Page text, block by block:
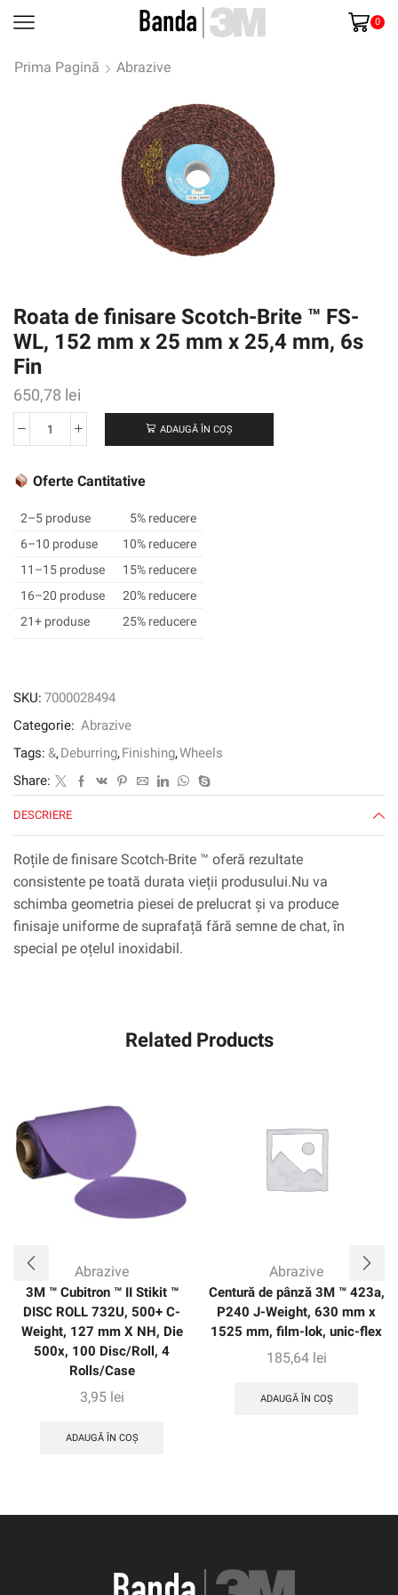
0
Prima Pagină Abrazive
Roata de finisare Scotch-Brite ™ FS-
WL, 152 mm x 25 mm x 25,4 mm, 6s
Fin
650,78 lei
Cantitate
de
Scotch-
Brite
™
FS-
WL,
152
mm
25,4
mm,
Fin
ADAUGĂ ÎN COȘ
Oferte Cantitative
2–5 produse
5% reducere
6–10 produse
10% reducere
11–15 produse
15% reducere
16–20 produse
20% reducere
21+ produse
25% reducere
SKU: 7000028494
Categorie: Abrazive
Tags: &,Deburring,Finishing,Wheels
Share:
DESCRIERE
Roțile de finisare Scotch-Brite ™ oferă rezultate
consistente pe toată durata vieții produsului.Nu va
schimba geometria piesei de prelucrat și va produce
finisaje uniforme de suprafață fără semne de chat, în
special pe oțelul inoxidabil.
Related Products
Abrazive
3M ™ Cubitron ™ II Stikit ™
DISC ROLL 732U, 500+ C-
Weight, 127 mm X NH, Die
500x, 100 Disc/Roll, 4
Rolls/Case
3,95 lei
ADAUGĂ ÎN COȘ
Abrazive
Centură de pânză 3M ™ 423a,
P240 J-Weight, 630 mm x
1525 mm, film-lok, unic-flex
185,64 lei
ADAUGĂ ÎN COȘ